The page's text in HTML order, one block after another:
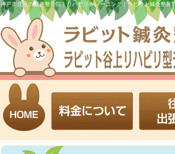
神戸市北区の鍼灸整骨院｜リハビリトレーニング｜ラビット鍼灸整骨